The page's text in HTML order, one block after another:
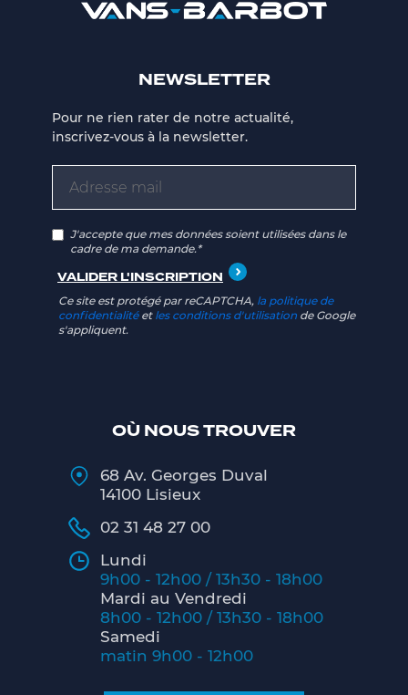
OÙ NOUS TROUVER
68 Av. Georges Duval
14100 Lisieux
02 31 48 27 00
Lundi
9h00 - 12h00 / 13h30 - 18h00
Mardi au Vendredi
8h00 - 12h00 / 13h30 - 18h00
Samedi
matin 9h00 - 12h00
NEWSLETTER
Pour ne rien rater de notre actualité,
inscrivez-vous à la newsletter.
J'accepte que mes données soient utilisées dans le
cadre de ma demande.*
Ce site est protégé par reCAPTCHA, la politique de
confidentialitéet les conditions d'utilisation de Google
s'appliquent.